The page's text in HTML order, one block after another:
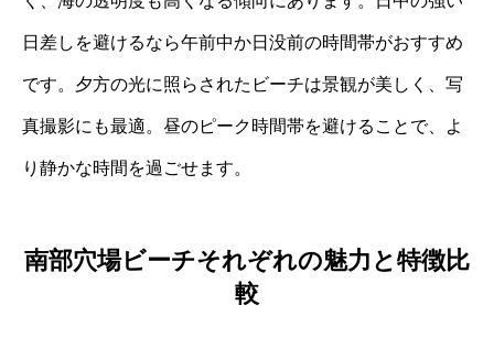
日差しを避けるなら午前中か日没前の時間帯がおすすめ
です。夕方の光に照らされたビーチは景観が美しく、写
真撮影にも最適。昼のピーク時間帯を避けることで、よ
り静かな時間を過ごせます。
南部穴場ビーチそれぞれの魅力と特徴比
較